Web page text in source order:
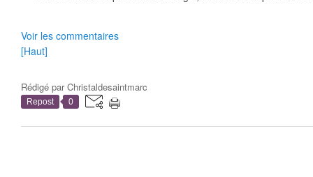
Voir les commentaires
[Haut]
Rédigé parChristaldesaintmarc
Repost 0